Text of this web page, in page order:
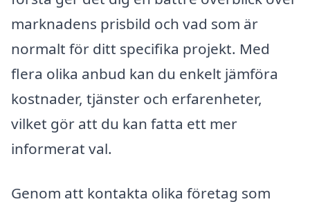
marknadens prisbild och vad som är
normalt för ditt specifika projekt. Med
flera olika anbud kan du enkelt jämföra
kostnader, tjänster och erfarenheter,
vilket gör att du kan fatta ett mer
informerat val.
Genom att kontakta olika företag som